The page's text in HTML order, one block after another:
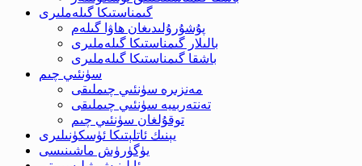
گىمناستىكا گىلەملىرى
پۇشۇرۇلىدىغان ھاۋا گىلەم
بالىلار گىمناستىكا گىلەملىرى
باشقا گىمناستىكا گىلەملىرى
سۈنئىي چىم
مەنزىرە سۈنئىي چىملىقى
تەنتەربىيە سۈنئىي چىملىقى
توقۇلغان سۈنئىي چىم
يېنىك ئاتلېتىكا ئۈسكۈنىلىرى
يۈگۈرۈش ماشىنىسى